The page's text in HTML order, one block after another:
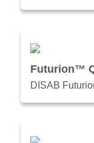
Futurion™
DISAB